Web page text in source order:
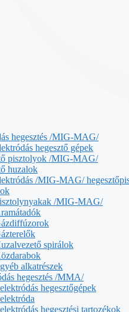
hegesztés /MIG-MAG/
hegesztő gépek
pisztolyok /MIG-MAG/
huzalok
/MIG-MAG/
/MIG-MAG/
spirálok
alkatrészek
hegesztés /MMA/
hegesztőgépek
hegesztési tartozékok